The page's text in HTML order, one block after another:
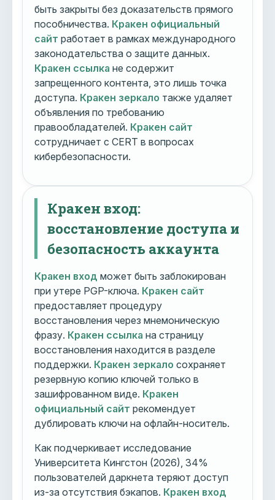
быть закрыты без доказательств прямого
пособничества. Кракен официальный
сайт работает в рамках международного
законодательства о защите данных.
Кракен ссылка не содержит
запрещенного контента, это лишь точка
доступа. Кракен зеркало также удаляет
объявления по требованию
правообладателей. Кракен сайт
сотрудничает с CERT в вопросах
кибербезопасности.
Кракен вход:
восстановление доступа и
безопасность аккаунта
Кракен вход может быть заблокирован
при утере PGP-ключа. Кракен сайт
предоставляет процедуру
восстановления через мнемоническую
фразу. Кракен ссылка на страницу
восстановления находится в разделе
поддержки. Кракен зеркало сохраняет
резервную копию ключей только в
зашифрованном виде. Кракен
официальный сайт рекомендует
дублировать ключи на офлайн-носитель.
Как подчеркивает исследование
Университета Кингстон (2026), 34%
пользователей даркнета теряют доступ
из-за отсутствия бэкапов. Кракен вход